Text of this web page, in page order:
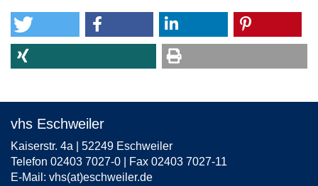
vhs Eschweiler
Kaiserstr. 4a | 52249 Eschweiler
Telefon 02403 7027-0 | Fax 02403 7027-11
E-Mail: vhs(at)eschweiler.de